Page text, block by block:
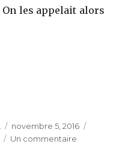
On les appelait alors
Publié
le
novembre 5, 2016
Un commentaire